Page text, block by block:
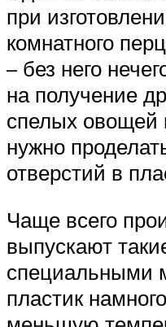
при
комнатного
– без него
на получение
спелых овощей
нужно
отверстий в
Чаще всего
выпускают
специальными
пластик